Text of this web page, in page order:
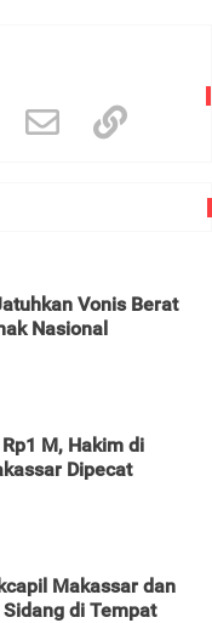
Vonis Berat
Nasional
M, Hakim di
Dipecat
Makassar dan
di Tempat